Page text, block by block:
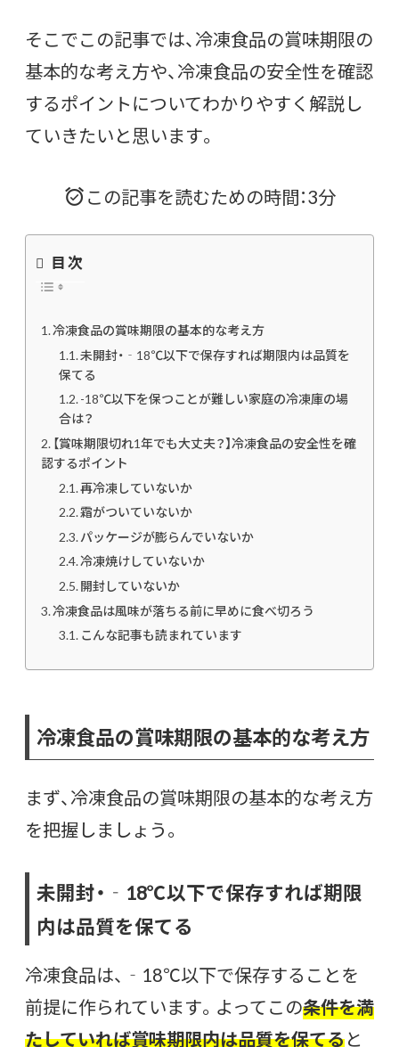
そこでこの記事では、冷凍食品の賞味期限の
基本的な考え方や、冷凍食品の安全性を確認
するポイントについてわかりやすく解説し
ていきたいと思います。
この記事を読むための時間：3分
目次
冷凍食品の賞味期限の基本的な考え方
未開封・‐18℃以下で保存すれば期限内は品質を
保てる
-18℃以下を保つことが難しい家庭の冷凍庫の場
合は？
【賞味期限切れ1年でも大丈夫？】冷凍食品の安全性を確
認するポイント
再冷凍していないか
霜がついていないか
パッケージが膨らんでいないか
冷凍焼けしていないか
開封していないか
冷凍食品は風味が落ちる前に早めに食べ切ろう
こんな記事も読まれています
冷凍食品の賞味期限の基本的な考え方
まず、冷凍食品の賞味期限の基本的な考え方
を把握しましょう。
未開封・‐18℃以下で保存すれば期限
内は品質を保てる
冷凍食品は、‐18℃以下で保存することを
前提に作られています。よってこの条件を満
たしていれば賞味期限内は品質を保てると